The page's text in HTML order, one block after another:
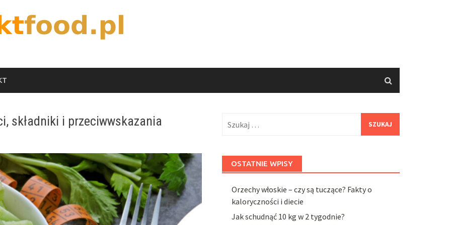
składniki i przeciwwskazania
OSTATNIE WPISY
Orzechy włoskie – czy są tuczące? Fakty o
kaloryczności i diecie
Jak schudnąć 10 kg w 2 tygodnie?